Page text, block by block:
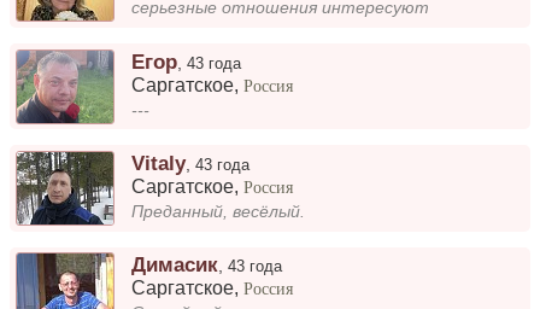
серьезные отношения интересуют
Егор ,43 года
Саргатское,Россия
---
Vitaly,43 года
Саргатское,Россия
Преданный, весёлый.
Димасик,43 года
Саргатское,Россия